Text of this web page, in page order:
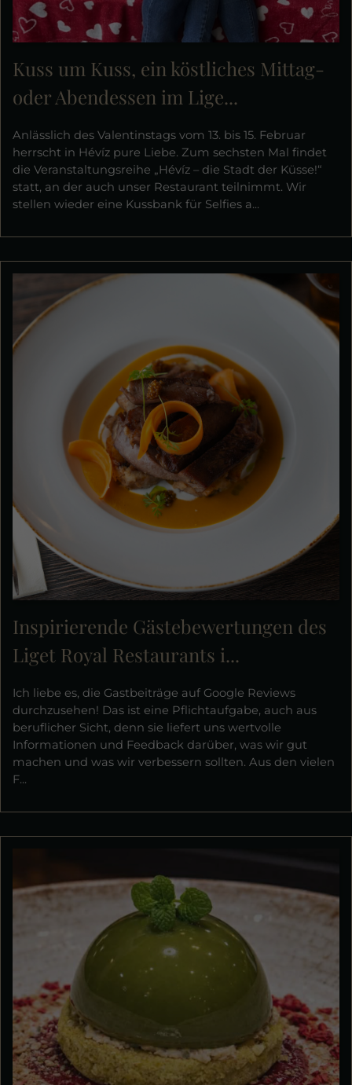
Kuss um Kuss, ein köstliches Mittag-
oder Abendessen im Lige...
Anlässlich des Valentinstags vom 13. bis 15. Februar
herrscht in Hévíz pure Liebe. Zum sechsten Mal findet
die Veranstaltungsreihe „Hévíz – die Stadt der Küsse!“
statt, an der auch unser Restaurant teilnimmt. Wir
stellen wieder eine Kussbank für Selfies a...
Inspirierende Gästebewertungen des
Liget Royal Restaurants i...
Ich liebe es, die Gastbeiträge auf Google Reviews
durchzusehen! Das ist eine Pflichtaufgabe, auch aus
beruflicher Sicht, denn sie liefert uns wertvolle
Informationen und Feedback darüber, was wir gut
machen und was wir verbessern sollten. Aus den vielen
F...